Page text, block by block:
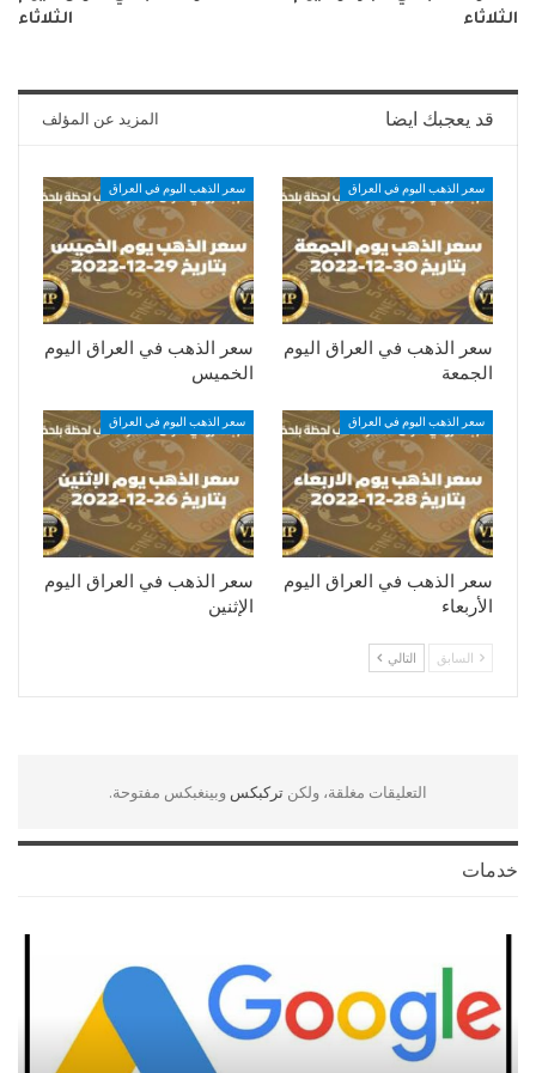
الثلاثاء
الثلاثاء
قد يعجبك ايضا المزيد عن المؤلف
سعر الذهب اليوم في العراق
سعر الذهب في العراق اليوم
الجمعة
سعر الذهب اليوم في العراق
سعر الذهب في العراق اليوم
الخميس
سعر الذهب اليوم في العراق
سعر الذهب في العراق اليوم
الأربعاء
سعر الذهب اليوم في العراق
سعر الذهب في العراق اليوم
الإثنين
السابق التالي
التعليقات مغلقة، ولكن تركبكس وبينغبكس مفتوحة.
خدمات